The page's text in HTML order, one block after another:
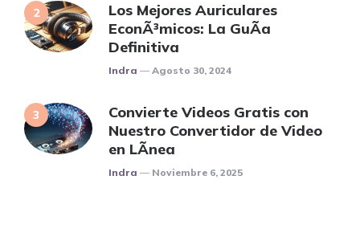
Los Mejores Auriculares
EconÃ³micos: La GuÃ­a
Definitiva
Posted
Indra Agosto 30, 2024
Convierte Videos Gratis con
Nuestro Convertidor de Video
en LÃ­nea
Posted
Indra Noviembre 6, 2025